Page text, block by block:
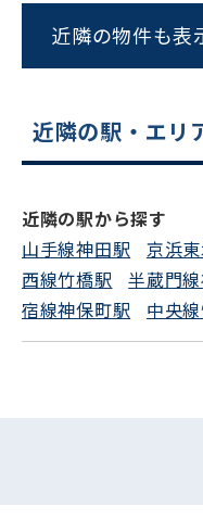
近隣の物件も表
近隣の駅・エリ
近隣の駅から探す
山手線神田駅
京浜
西線竹橋駅
半蔵門
宿線神保町駅
中央